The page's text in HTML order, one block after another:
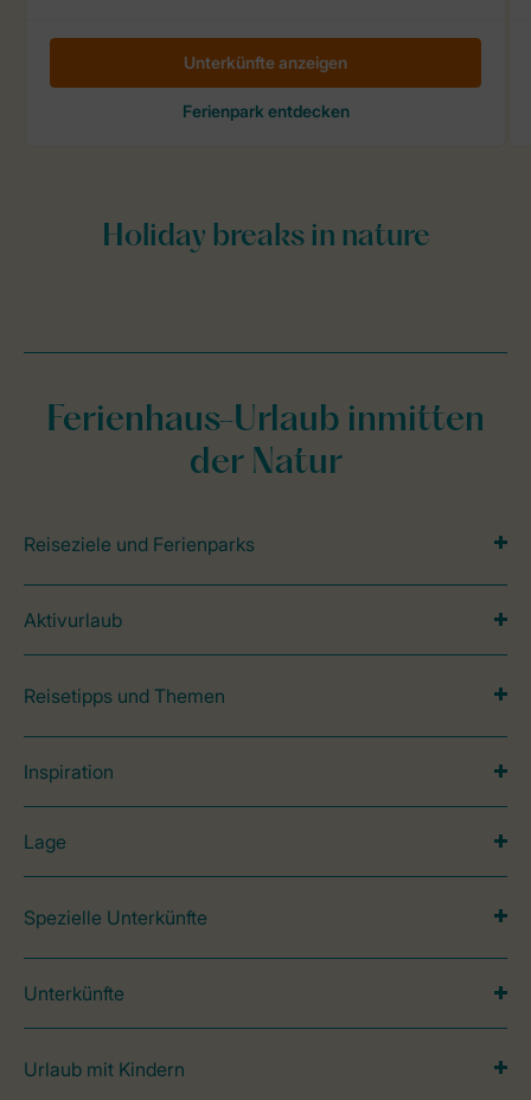
Ferienhaus-Urlaub inmitten
der Natur
Reiseziele und Ferienparks
Aktivurlaub
Reisetipps und Themen
Inspiration
Lage
Spezielle Unterkünfte
Unterkünfte
Urlaub mit Kindern